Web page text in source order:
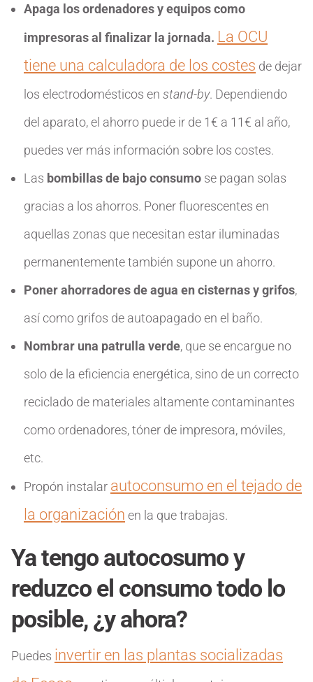
Apaga los ordenadores y equipos como
impresoras al finalizar la jornada. La OCU
tiene una calculadora de los costes de dejar
los electrodomésticos en stand-by. Dependiendo
del aparato, el ahorro puede ir de 1€ a 11€ al año,
puedes ver más información sobre los costes.
Las bombillas de bajo consumo se pagan solas
gracias a los ahorros. Poner fluorescentes en
aquellas zonas que necesitan estar iluminadas
permanentemente también supone un ahorro.
Poner ahorradores de agua en cisternas y grifos,
así como grifos de autoapagado en el baño.
Nombrar una patrulla verde, que se encargue no
solo de la eficiencia energética, sino de un correcto
reciclado de materiales altamente contaminantes
como ordenadores, tóner de impresora, móviles,
etc.
Propón instalar autoconsumo en el tejado de
la organización en la que trabajas.
Ya tengo autocosumo y
reduzco el consumo todo lo
posible, ¿y ahora?
Puedes invertir en las plantas socializadas